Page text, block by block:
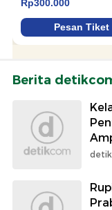
Berita